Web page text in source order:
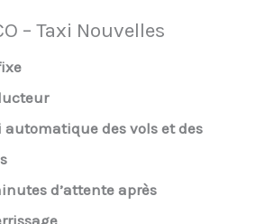
– Taxi Nouvelles
automatique des vols et des
d’attente après